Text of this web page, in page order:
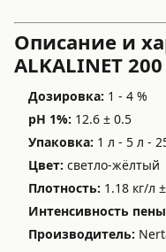
Описание и
ALKALINET 200
Дозировка: 1 - 4 %
pH 1%: 12.6 ± 0.5
Упаковка: 1 л - 5 л -
Цвет: светло-жёлтый
Плотность: 1.18 кг/л
Интенсивность
Производитель: